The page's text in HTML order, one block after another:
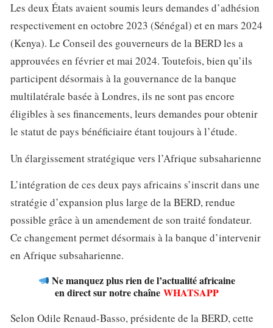
Les deux États avaient soumis leurs demandes d’adhésion
respectivement en octobre 2023 (Sénégal) et en mars 2024
(Kenya). Le Conseil des gouverneurs de la BERD les a
approuvées en février et mai 2024. Toutefois, bien qu’ils
participent désormais à la gouvernance de la banque
multilatérale basée à Londres, ils ne sont pas encore
éligibles à ses financements, leurs demandes pour obtenir
le statut de pays bénéficiaire étant toujours à l’étude.
Un élargissement stratégique vers l’Afrique subsaharienne
L’intégration de ces deux pays africains s’inscrit dans une
stratégie d’expansion plus large de la BERD, rendue
possible grâce à un amendement de son traité fondateur.
Ce changement permet désormais à la banque d’intervenir
en Afrique subsaharienne.
Ne manquez plus rien de l’actualité africaine
en direct sur notre chaîne WHATSAPP
Selon Odile Renaud-Basso, présidente de la BERD, cette